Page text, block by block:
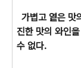
가볍고 옅은 맛
진한 맛의 와인
수 없다.